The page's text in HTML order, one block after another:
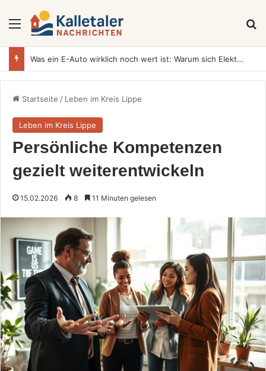
Menü
Was ein E-Auto wirklich noch wert ist: Warum sich Elektrofahrzeuge bei der Wertermittlung anders verhalten als Verbrenner
Startseite / Leben im Kreis Lippe
Leben im Kreis Lippe
Persönliche Kompetenzen
gezielt weiterentwickeln
15.02.2026 8 11 Minuten gelesen